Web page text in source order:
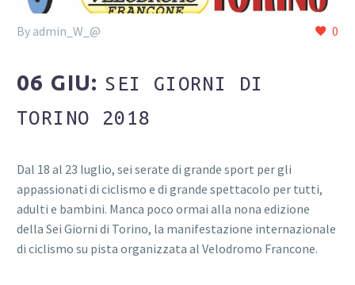
0
By admin_W_@
06 GIU: SEI GIORNI DI
TORINO 2018
Dal 18 al 23 luglio, sei serate di grande sport per gli
appassionati di ciclismo e di grande spettacolo per tutti,
adulti e bambini. Manca poco ormai alla nona edizione
della Sei Giorni di Torino, la manifestazione internazionale
di ciclismo su pista organizzata al Velodromo Francone.